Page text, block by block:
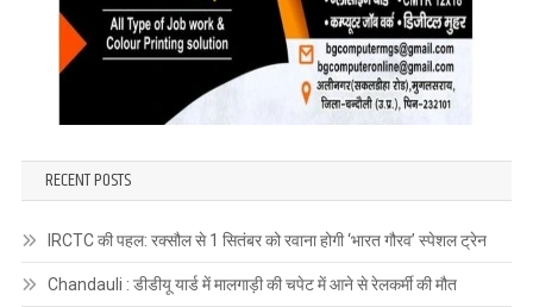
RECENT POSTS
IRCTC की पहल: रक्सौल से 1 सितंबर को रवाना होगी ‘भारत गौरव’ स्पेशल ट्रेन
Chandauli : डीडीयू यार्ड में मालगाड़ी की चपेट में आने से रेलकर्मी की मौत